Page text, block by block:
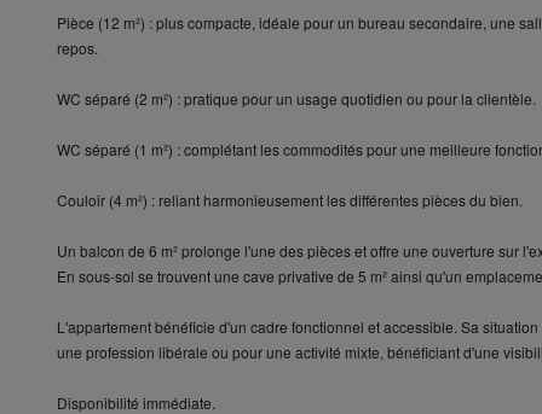
Pièce (12 m²) : plus compacte, idéale pour un bureau secondaire, une
repos.
WC séparé (2 m²) : pratique pour un usage quotidien ou pour la clientèle.
WC séparé (1 m²) : complétant les commodités pour une meilleure
Couloir (4 m²) : reliant harmonieusement les différentes pièces du bien.
Un balcon de 6 m² prolonge l'une des pièces et offre une ouverture sur
En sous-sol se trouvent une cave privative de 5 m² ainsi qu'un
L'appartement bénéficie d'un cadre fonctionnel et accessible. Sa
une profession libérale ou pour une activité mixte, bénéficiant d'une
Disponibilité immédiate.